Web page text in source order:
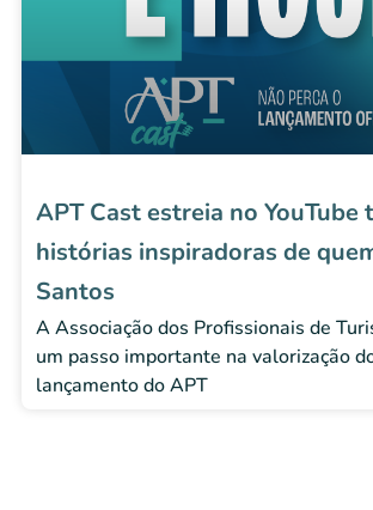
APT Cast estreia no YouTube
histórias inspiradoras de
Santos
A Associação dos Profissionais de
um passo importante na valorização
lançamento do APT